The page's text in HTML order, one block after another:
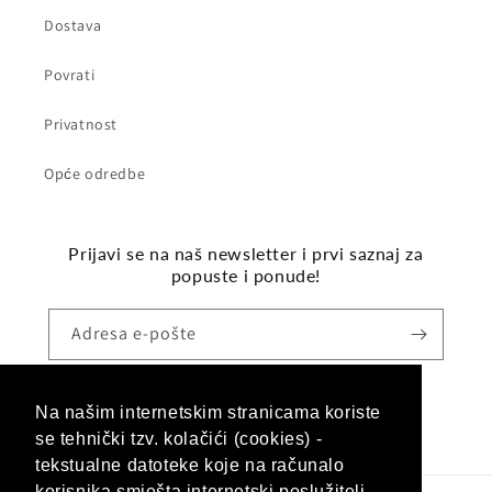
Na našim internetskim stranicama koriste
se tehnički tzv. kolačići (cookies) -
tekstualne datoteke koje na računalo
Dostava
Povrati
Privatnost
Opće odredbe
Prijavi se na naš newsletter i prvi saznaj za
popuste i ponude!
Adresa e-pošte
FacebookInstagram